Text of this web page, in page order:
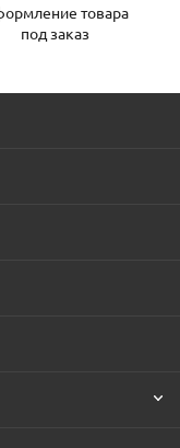
товара
под заказ